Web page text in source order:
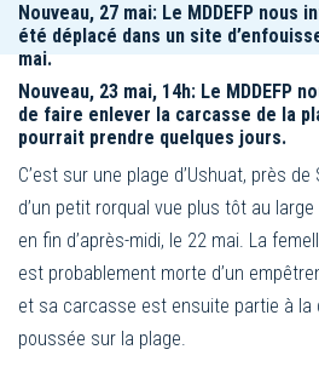
Nouveau, 27 mai: Le MDDEFP nous
été déplacé dans un site
mai.
Nouveau, 23 mai, 14h: Le MDDEFP
de faire enlever la carcasse de la
pourrait prendre quelques jours.
C’est sur une plage d’Ushuat, près
d’un petit rorqual vue plus tôt au
en fin d’après-midi, le 22 mai. La
est probablement morte d’un
et sa carcasse est ensuite partie à la
poussée sur la plage.